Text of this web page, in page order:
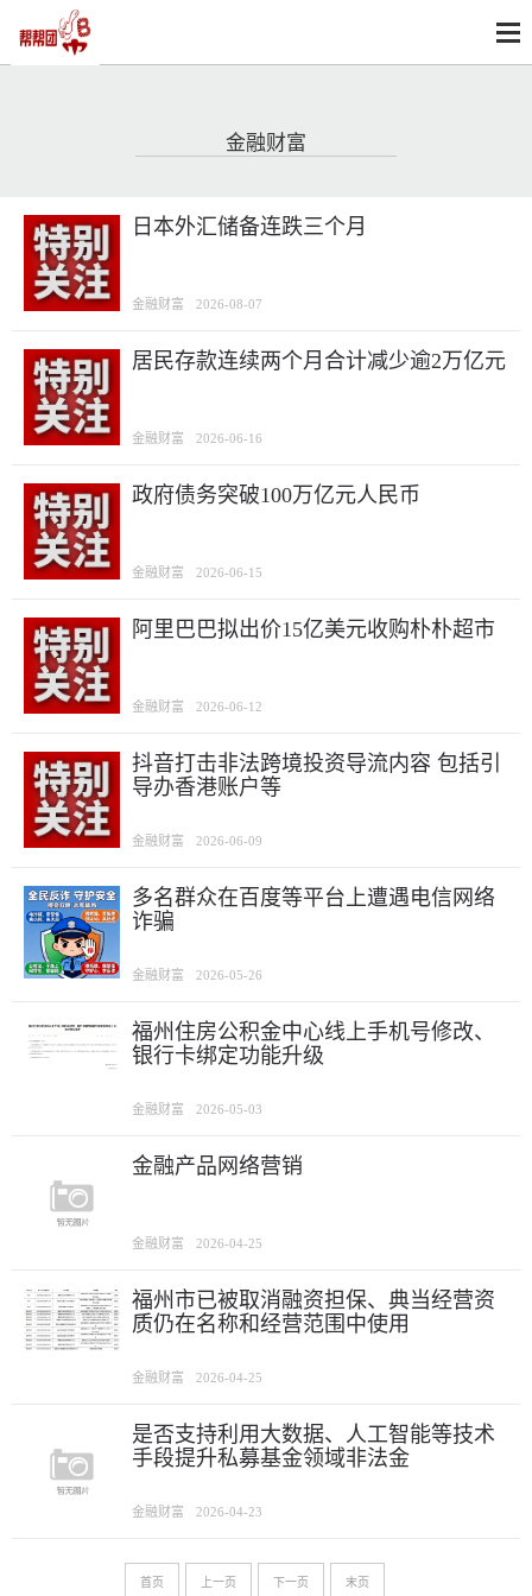
金融财富
日本外汇储备连跌三个月
金融财富 2026-08-07
居民存款连续两个月合计减少逾2万亿元
金融财富 2026-06-16
政府债务突破100万亿元人民币
金融财富 2026-06-15
阿里巴巴拟出价15亿美元收购朴朴超市
金融财富 2026-06-12
抖音打击非法跨境投资导流内容 包括引
导办香港账户等
金融财富 2026-06-09
多名群众在百度等平台上遭遇电信网络
诈骗
金融财富 2026-05-26
福州住房公积金中心线上手机号修改、
银行卡绑定功能升级
金融财富 2026-05-03
金融产品网络营销
金融财富 2026-04-25
福州市已被取消融资担保、典当经营资
质仍在名称和经营范围中使用
金融财富 2026-04-25
是否支持利用大数据、人工智能等技术
手段提升私募基金领域非法金
金融财富 2026-04-23
首页 上一页 下一页 末页